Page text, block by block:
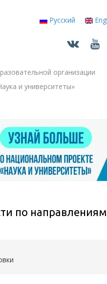
Русский
организации
и университеты»
по направлениям